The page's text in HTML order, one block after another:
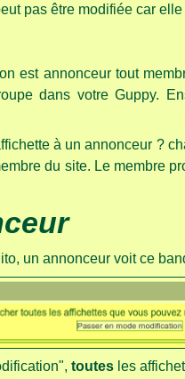
pas être modifiée car
est annonceur tout
dans votre Guppy.
à un annonceur ?
du site. Le membre
un annonceur voit ce
toutesles